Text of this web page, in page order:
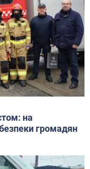
на
громадян